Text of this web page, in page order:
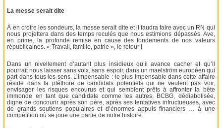
La messe serait dite
À en croire les sondeurs, la messe serait dite et il faudra faire avec un RN qui
nous projettera dans des temps reculés que nous estimions dépassés. Ave,
en prime, la profonde remise en cause des fondements de nos valeurs
républicaines. « Travail, famille, patrie », le retour !
Dans un nivellement d’autant plus insidieux qu’il avance cacher et qu’il
pourrait nous laisser sans voix, sans espoir, dans un maelström européen qui
part dans tous les sens. L’impensable : le plus impensable dans cette affaire
réside dans la pléthore de candidats potentiels qui ne veulent pas voir,
envisager les risques encourus et qui semblent prêts à affronter la bête
immonde en tant que candidate comme les autres, BCBG, dédiabolisée,
digne de concourir après son père, après ses tentatives infructueuses, avec
de grands soutiens populaires et d’énormes appuis financiers … à une
compétition où se joue une partie de notre histoire.